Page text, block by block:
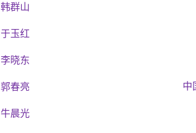
韩群山
于玉红
李晓东
郭春亮 中
牛晨光